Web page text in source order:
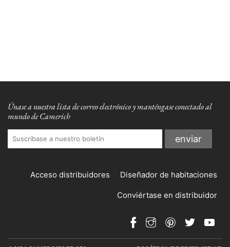
Únase a nuestra lista de correo electrónico y manténgase conectado al
mundo de Camerich
Acceso distribuidores Diseñador de habitaciones
Conviértase en distribuidor